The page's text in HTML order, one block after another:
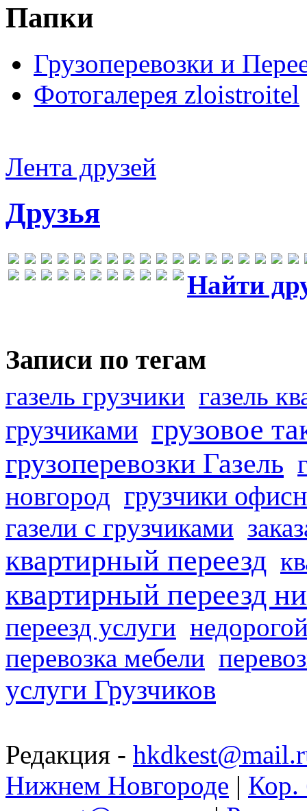
Папки
Грузоперевозки и
Фотогалерея zloistroitel
Лента друзей
Друзья
Найти
Записи по тегам
газель грузчики газель
грузчиками грузовое
грузоперевозки Газель
новгород грузчики
газели с грузчиками
квартирный переезд
квартирный переезд
переезд услуги
перевозка мебели
услуги Грузчиков
Редакция -
Нижнем Новгороде | Кор.